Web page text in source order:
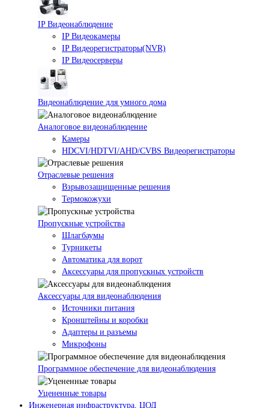
IP Видеонаблюдение
IP Видеокамеры
IP Видеорегистраторы(NVR)
IP Видеосерверы
Видеонаблюдение для умного дома
Аналоговое видеонаблюдение
Камеры
HDCVI/HDTVI/AHD/CVBS Видеорегистраторы
Отраслевые решения
Взрывозащищенные решения
Термокожухи
Пропускные устройства
Шлагбаумы
Турникеты
Автоматика для ворот
Аксессуары для пропускных устройств
Аксессуары для видеонаблюдения
Источники питания
Кронштейны и коробки
Адаптеры и разъемы
Микрофоны
Программное обеспечение для видеонаблюдения
Уцененные товары
Инженерная инфраструктура, ЦОД